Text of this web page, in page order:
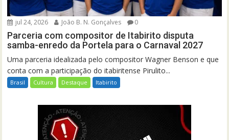
jul 24, 2026 João B. N. Gonçalves 0
Parceria com compositor de Itabirito disputa
samba-enredo da Portela para o Carnaval 2027
Uma parceria idealizada pelo compositor Wagner Benson e que
conta com a participação do itabiritense Pirulito...
Brasil Cultura Destaque Itabirito